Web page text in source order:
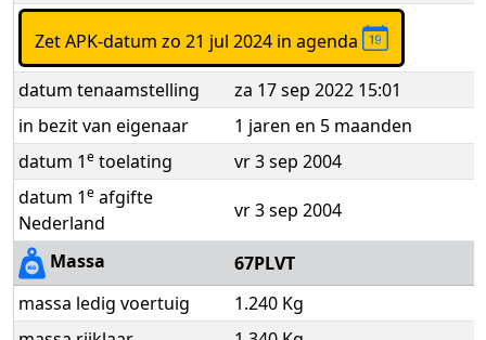
Zet APK-datum zo 21 jul 2024 in agenda
datum tenaamstelling
za 17 sep 2022 15:01
in bezit van eigenaar
1 jaren en 5 maanden
datum 1e toelating
vr 3 sep 2004
datum 1e afgifte
Nederland
vr 3 sep 2004
Massa
67PLVT
massa ledig voertuig
1.240 Kg